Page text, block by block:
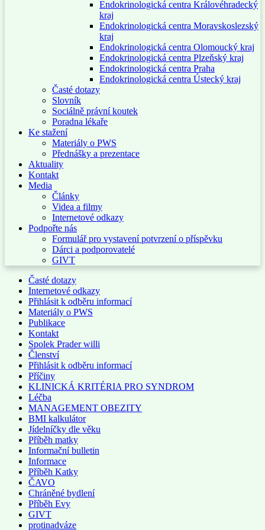
Endokrinologická centra Královéhradecký
kraj
Endokrinologická centra Moravskoslezský
kraj
Endokrinologická centra Olomoucký kraj
Endokrinologická centra Plzeňský kraj
Endokrinologická centra Praha
Endokrinologická centra Ústecký kraj
Časté dotazy
Slovník
Sociálně právní koutek
Poradna lékaře
Ke stažení
Materiály o PWS
Přednášky a prezentace
Aktuality
Kontakt
Media
Články
Videa a filmy
Internetové odkazy
Podpořte nás
Formulář pro vystavení potvrzení o příspěvku
Dárci a podporovatelé
GIVT
Časté dotazy
Internetové odkazy
Přihlásit k odběru informací
Materiály o PWS
Publikace
Kontakt
Spolek Prader willi
Členství
Přihlásit k odběru informací
Příčiny
KLINICKÁ KRITÉRIA PRO SYNDROM
Léčba
MANAGEMENT OBEZITY
BMI kalkulátor
Jídelníčky dle věku
Příběh matky
Informační bulletin
Informace
Příběh Katky
ČAVO
Chráněné bydlení
Příběh Evy
GIVT
protinadváze